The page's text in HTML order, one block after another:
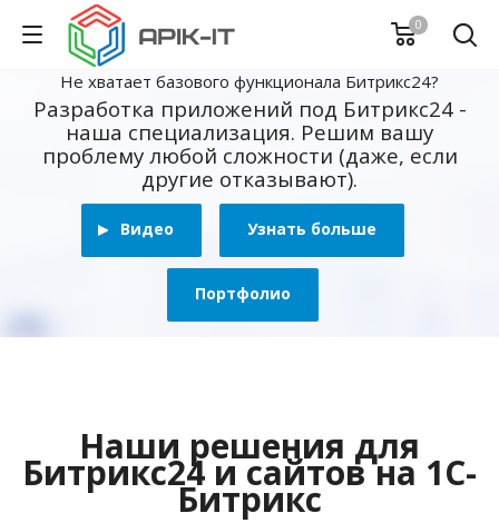
0
Не хватает базового функционала Битрикс24?
Разработка приложений под Битрикс24 -
наша специализация. Решим вашу
проблему любой сложности (даже, если
другие отказывают).
Видео Узнать больше
Портфолио
Наши решения для
Битрикс24 и сайтов на 1С-
Битрикс